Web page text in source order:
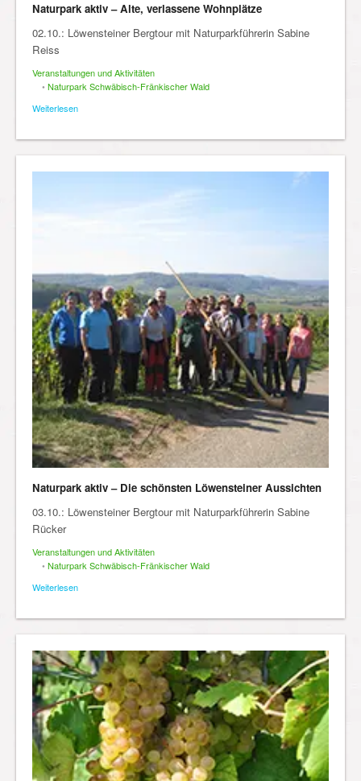
Naturpark aktiv – Alte, verlassene Wohnplätze
02.10.: Löwensteiner Bergtour mit Naturparkführerin Sabine
Reiss
Veranstaltungen und Aktivitäten
• Naturpark Schwäbisch-Fränkischer Wald
Weiterlesen
Naturpark aktiv – Die schönsten Löwensteiner Aussichten
03.10.: Löwensteiner Bergtour mit Naturparkführerin Sabine
Rücker
Veranstaltungen und Aktivitäten
• Naturpark Schwäbisch-Fränkischer Wald
Weiterlesen